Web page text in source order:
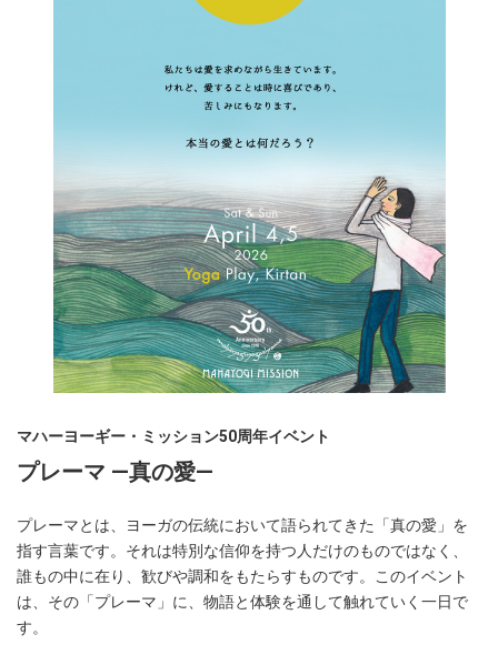
マハーヨーギー・ミッション50周年イベント
プレーマ ―真の愛―
プレーマとは、ヨーガの伝統において語られてきた「真の愛」を
指す言葉です。それは特別な信仰を持つ人だけのものではなく、
誰もの中に在り、歓びや調和をもたらすものです。このイベント
は、その「プレーマ」に、物語と体験を通して触れていく一日で
す。